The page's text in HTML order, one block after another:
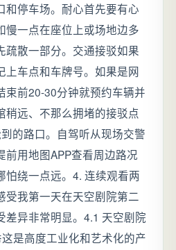
和停车场。耐心首先要有心
慢一点在座位上或场地边多
疏散一部分。交通接驳如果
上车点和车牌号。如果是网
束前20-30分钟就预约车辆并
稍远、不那么拥堵的接驳点
的路口。自驾听从现场交警
前用地图APP查看周边路况
怕绕一点远。4. 连续观看两
受我第一天在天空剧院第二
差异非常明显。4.1 天空剧院
是高度工业化和艺术化的产